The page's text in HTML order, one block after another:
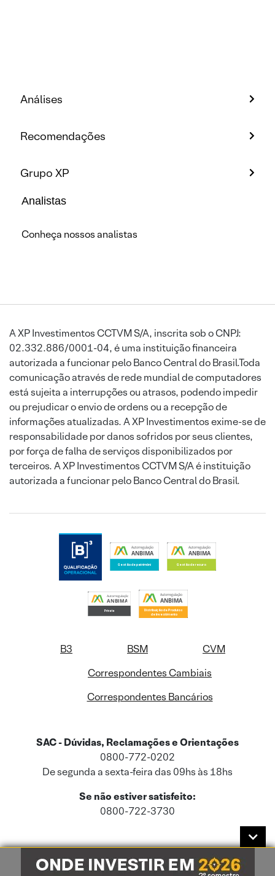
Análises
Recomendações
Grupo XP
Analistas
Conheça nossos analistas
A XP Investimentos CCTVM S/A, inscrita sob o CNPJ:
02.332.886/0001-04, é uma instituição financeira
autorizada a funcionar pelo Banco Central do Brasil.Toda
comunicação através de rede mundial de computadores
está sujeita a interrupções ou atrasos, podendo impedir
ou prejudicar o envio de ordens ou a recepção de
informações atualizadas. A XP Investimentos exime-se de
responsabilidade por danos sofridos por seus clientes,
por força de falha de serviços disponibilizados por
terceiros. A XP Investimentos CCTVM S/A é instituição
autorizada a funcionar pelo Banco Central do Brasil.
B3 BSM
CVM
Correspondentes Cambiais
Correspondentes Bancários
SAC - Dúvidas, Reclamações e Orientações
0800-772-0202
De segunda a sexta-feira das 09hs às 18hs
Se não estiver satisfeito:
0800-722-3730
Este site usa cookies e dados pessoais de acordo com a nossaPolítica de
Cookies
e a nossaPolítica de Privacidade.